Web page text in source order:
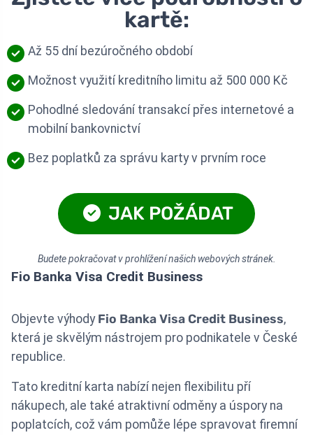
kartě:
Až 55 dní bezúročného období
Možnost využití kreditního limitu až 500 000 Kč
Pohodlné sledování transakcí přes internetové a
mobilní bankovnictví
Bez poplatků za správu karty v prvním roce
JAK POŽÁDAT
Budete pokračovat v prohlížení našich webových stránek.
Fio Banka Visa Credit Business
Objevte výhody Fio Banka Visa Credit Business,
která je skvělým nástrojem pro podnikatele v České
republice.
Tato kreditní karta nabízí nejen flexibilitu pří
nákupech, ale také atraktivní odměny a úspory na
poplatcích, což vám pomůže lépe spravovat firemní